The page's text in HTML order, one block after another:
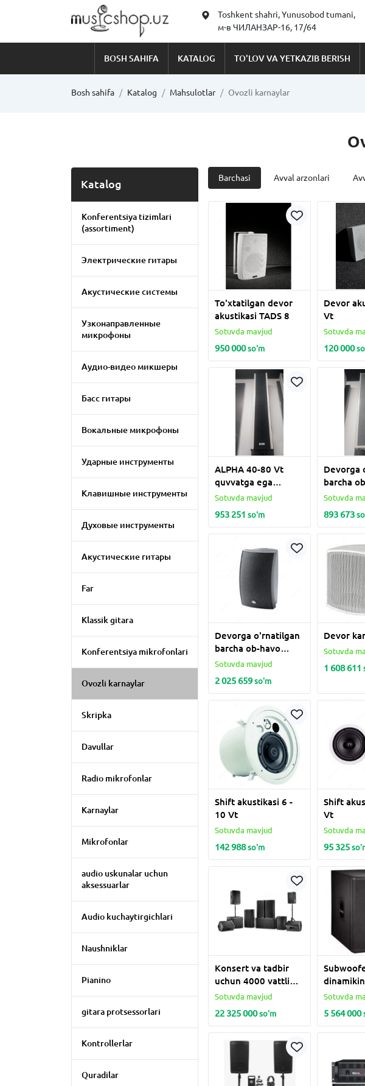
Toshkent shahri, Yunusobod tumani,
м-в ЧИЛАНЗАР-16, 17/64
BOSH SAHIFA KATALOG TO'LOV VA YETKAZIB BERISH
Bosh sahifa Katalog Mahsulotlar Ovozli karnaylar
Katalog
Konferentsiya tizimlari
(assortiment)
Электрические гитары
Акустические системы
Узконаправленные
микрофоны
Аудио-видео микшеры
Басс гитары
Вокальные микрофоны
Ударные инструменты
Клавишные инструменты
Духовые инструменты
Акустические гитары
Far
Klassik gitara
Konferentsiya mikrofonlari
Ovozli karnaylar
Skripka
Davullar
Radio mikrofonlar
Karnaylar
Mikrofonlar
audio uskunalar uchun
aksessuarlar
Audio kuchaytirgichlari
Naushniklar
Pianino
gitara protsessorlari
Kontrollerlar
Quradilar
Barchasi Avval arzonlari
To'xtatilgan devor
akustikasi TADS 8
Sotuvda mavjud
950 000so'm
Devor
Vt
Sotuvda
120 000
ALPHA 40-80 Vt
quvvatga ega
bo'lgan barcha ob-
Sotuvda mavjud
953 251so'm
Devorga
barcha
Sotuvda
893 673
Devorga o'rnatilgan
barcha ob-havo
dinamiklari DAS 20-
Sotuvda mavjud
2 025 659so'm
Devor
Sotuvda
1 608 611
Shift akustikasi 6 -
10 Vt
Sotuvda mavjud
142 988so'm
Shift
Vt
Sotuvda
95 325
Konsert va tadbir
uchun 4000 vattli
ovoz uskunalari
Sotuvda mavjud
22 325 000so'm
modeli;
Sotuvda
5 564 000